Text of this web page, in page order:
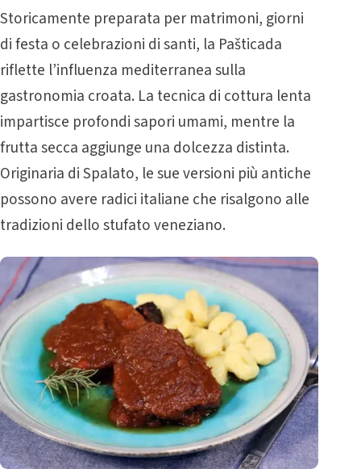
Storicamente preparata per matrimoni, giorni
di festa o celebrazioni di santi, la Pašticada
riflette l’influenza mediterranea sulla
gastronomia croata. La tecnica di cottura lenta
impartisce profondi sapori umami, mentre la
frutta secca aggiunge una dolcezza distinta.
Originaria di Spalato, le sue versioni più antiche
possono avere radici italiane che risalgono alle
tradizioni dello stufato veneziano.